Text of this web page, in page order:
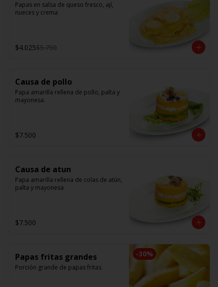
Papas en salsa de queso fresco, ají,
nueces y crema
$4.025$5.750
Causa de pollo
Papa amarilla rellena de pollo, palta y
mayonesa.
$7.500
Causa de atun
Papa amarilla rellena de colas de atún,
palta y mayonesa
$7.500
-30%
Papas fritas grandes
Porción grande de papas fritas.